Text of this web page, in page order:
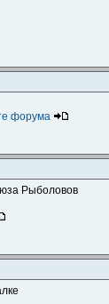
форума
Рыболовов